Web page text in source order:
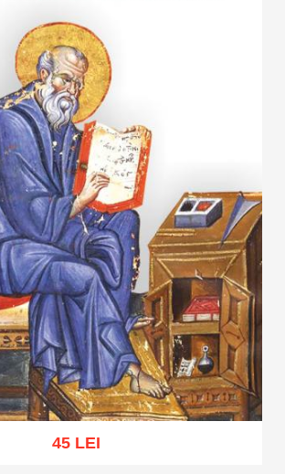
45 LEI